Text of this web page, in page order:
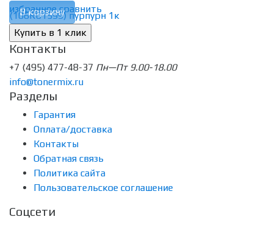
избранное сравнить
В корзину
Контакты
+7 (495) 477-48-37 Пн—Пт 9.00-18.00
info@tonermix.ru
Разделы
Гарантия
Оплата/доставка
Контакты
Обратная связь
Политика сайта
Пользовательское соглашение
Соцсети